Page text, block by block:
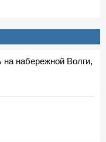
ульяновец
набережной Волги,